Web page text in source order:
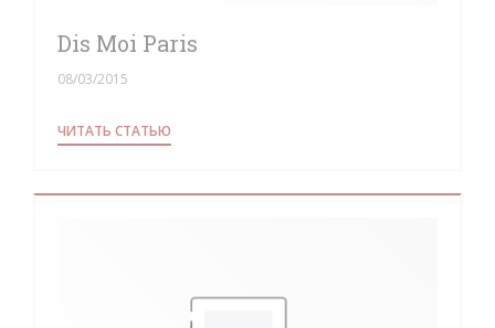
Dis Moi Paris
08/03/2015
ЧИТАТЬ СТАТЬЮ